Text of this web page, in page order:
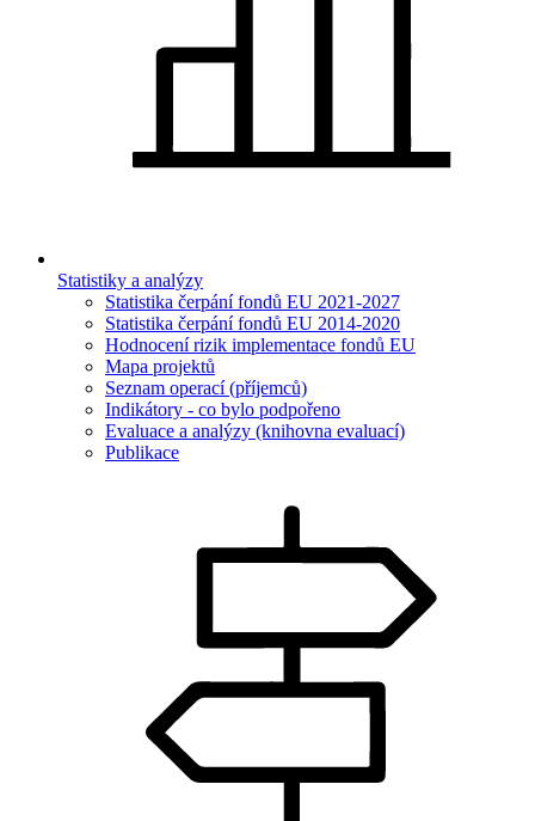
Statistiky a analýzy
Statistika čerpání fondů EU 2021-2027
Statistika čerpání fondů EU 2014-2020
Hodnocení rizik implementace fondů EU
Mapa projektů
Seznam operací (příjemců)
Indikátory - co bylo podpořeno
Evaluace a analýzy (knihovna evaluací)
Publikace